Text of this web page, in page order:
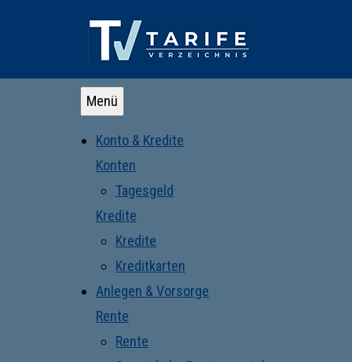
Menü
Konto & Kredite
Konten
Tagesgeld
Kredite
Kredite
Kreditkarten
Anlegen & Vorsorge
Rente
Rente